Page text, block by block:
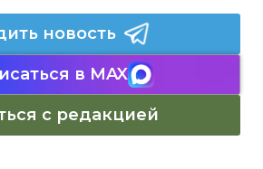
новость
в MAX
с редакцией